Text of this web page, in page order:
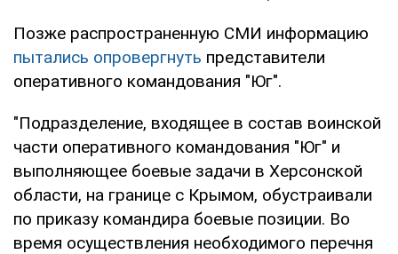
Позже распространенную СМИ информацию
пытались опровергнуть представители
оперативного командования "Юг".
"Подразделение, входящее в состав воинской
части оперативного командования "Юг" и
выполняющее боевые задачи в Херсонской
области, на границе с Крымом, обустраивали
по приказу командира боевые позиции. Во
время осуществления необходимого перечня